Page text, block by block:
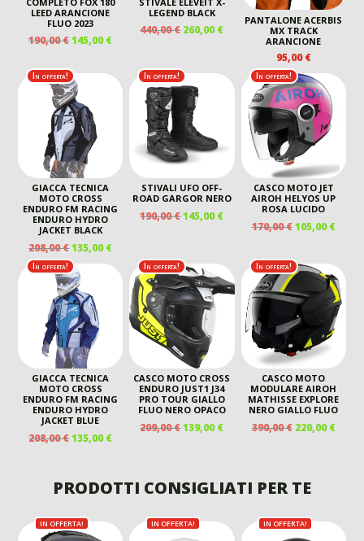
LEED ARANCIONE
FLUO 2023
190,00€IL
ORIGINALE
ERA:
190,00 €.
145,00€IL
ATTUALE
È:
145,00 €.
LEGEND BLACK
440,00€ IL
ERA:
440,00 €.
260,00€IL
260,00 €.
PANTALONE ACERBIS
MX TRACK
ARANCIONE
95,00€
In offerta!
GIACCA TECNICA
MOTO CROSS
ENDURO FM RACING
ENDURO HYDRO
JACKET BLACK
208,00€IL
PREZZO
ORIGINALE
ERA:
208,00 €.
135,00€IL
PREZZO
ATTUALE
135,00 €.
In offerta!
STIVALI UFO OFF-
ROAD GARGOR NERO
190,00€IL
ERA:
190,00 €.
145,00€IL
PREZZO
145,00 €.
In offerta!
CASCO MOTO JET
AIROH HELYOS UP
ROSA LUCIDO
170,00€ IL
ERA:
170,00 €.
105,00€IL
È:
In offerta!
GIACCA TECNICA
MOTO CROSS
ENDURO FM RACING
ENDURO HYDRO
JACKET BLUE
208,00€IL
ERA:
208,00 €.
135,00€IL
È:
135,00 €.
In offerta!
CASCO MOTO CROSS
ENDURO JUST1 J34
PRO TOUR GIALLO
FLUO NERO OPACO
209,00€IL
209,00 €.
139,00€IL
139,00 €.
In offerta!
CASCO MOTO
MODULARE AIROH
MATHISSE EXPLORE
NERO GIALLO FLUO
390,00€ IL
390,00 €.
220,00€IL
PRODOTTI CONSIGLIATI PER TE
IN OFFERTA! IN OFFERTA! IN OFFERTA!